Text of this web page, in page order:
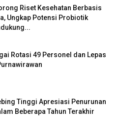
Riset Kesehatan Berbasis
Ungkap Potensi Probiotik
Rotasi 49 Personel dan Lepas
Tinggi Apresiasi Penurunan
Beberapa Tahun Terakhir